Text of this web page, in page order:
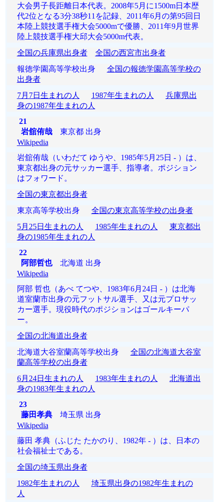
大会男子長距離日本代表。2008年5月に1500m日本歴
代2位となる3分38秒11を記録、2011年6月の第95回日
本陸上競技選手権大会5000mで優勝、2011年9月世界
陸上競技選手権大邱大会5000m代表。
全国の兵庫県出身者
全国の西宮市出身者
報徳学園高等学校出身 全国の報徳学園高等学校の
出身者
7月7日生まれの人
1987年生まれの人
兵庫県出
身の1987年生まれの人
21
岩舘侑哉東京都 出身
Wikipedia
岩舘侑哉（いわだて ゆうや、1985年5月25日 - ）は、
東京都出身の元サッカー選手、指導者。ポジション
はフォワード。
全国の東京都出身者
東京高等学校出身 全国の東京高等学校の出身者
5月25日生まれの人
1985年生まれの人
東京都出
身の1985年生まれの人
22
阿部哲也北海道 出身
Wikipedia
阿部 哲也（あべ てつや、1983年6月24日 - ）は北海
道室蘭市出身の元フットサル選手、又は元プロサッ
カー選手。現役時代のポジションはゴールキーパ
ー。
全国の北海道出身者
北海道大谷室蘭高等学校出身 全国の北海道大谷室
蘭高等学校の出身者
6月24日生まれの人
1983年生まれの人
北海道出
身の1983年生まれの人
23
藤田孝典埼玉県 出身
Wikipedia
藤田 孝典（ふじた たかのり、1982年 - ）は、日本の
社会福祉士である。
全国の埼玉県出身者
1982年生まれの人
埼玉県出身の1982年生まれの
人